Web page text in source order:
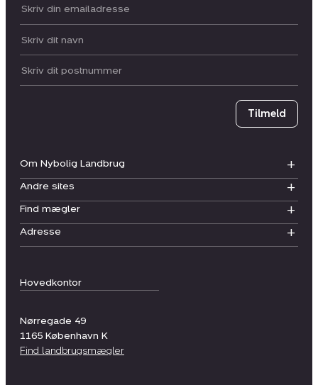
Hovedkontor
Nørregade 49
1165 København K
Find landbrugsmægler
Om Nybolig Landbrug
Andre sites
Find mægler
Adresse
Din email:
Dit navn:
Postnummer
Tilmeld